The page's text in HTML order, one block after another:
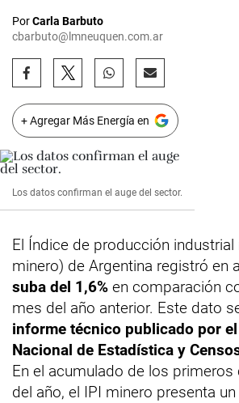
PorCarla Barbuto
cbarbuto@lmneuquen.com.ar
+ Agregar Más Energía en
Los datos confirman el auge del sector.
El Índice de producción industrial
minero) de Argentina registró en
suba del 1,6% en comparación
mes del año anterior. Este dato
informe técnico publicado por
Nacional de Estadística y
En el acumulado de los
del año, el IPI minero presenta